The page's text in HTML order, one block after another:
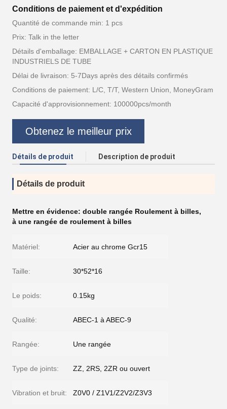
Conditions de paiement et d'expédition
Quantité de commande min: 1 pcs
Prix: Talk in the letter
Détails d'emballage: EMBALLAGE + CARTON EN PLASTIQUE
INDUSTRIELS DE TUBE
Délai de livraison: 5-7Days après des détails confirmés
Conditions de paiement: L/C, T/T, Western Union, MoneyGram
Capacité d'approvisionnement: 100000pcs/month
Obtenez le meilleur prix
Détails de produit Description de produit
Détails de produit
Mettre en évidence: double rangée Roulement à billes,
à une rangée de roulement à billes
Matériel: Acier au chrome Gcr15
Taille: 30*52*16
Le poids: 0.15kg
Qualité: ABEC-1 à ABEC-9
Rangée: Une rangée
Type de joints: ZZ, 2RS, 2ZR ou ouvert
Vibration et bruit: Z0V0 / Z1V1/Z2V2/Z3V3